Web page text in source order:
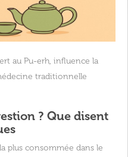
au Pu-erh, influence la
traditionnelle
? Que disent
plus consommée dans le